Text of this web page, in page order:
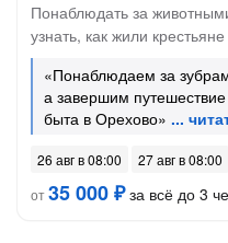
Понаблюдать за
узнать, как жили
«Понаблюдаем за
а завершим
быта в Орехово»
26 авг в 08:00
27 авг в 08:00
от35 000 ₽за всё до 3